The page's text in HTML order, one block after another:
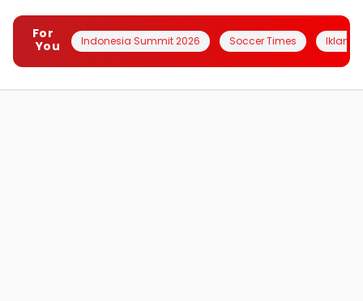
For
You
Indonesia Summit 2026 Soccer Times Iklanin